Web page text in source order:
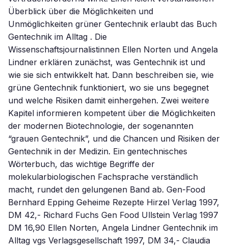
Überblick über die Möglichkeiten und
Unmöglichkeiten grüner Gentechnik erlaubt das Buch
Gentechnik im Alltag . Die
Wissenschaftsjournalistinnen Ellen Norten und Angela
Lindner erklären zunächst, was Gentechnik ist und
wie sie sich entwikkelt hat. Dann beschreiben sie, wie
grüne Gentechnik funktioniert, wo sie uns begegnet
und welche Risiken damit einhergehen. Zwei weitere
Kapitel informieren kompetent über die Möglichkeiten
der modernen Biotechnologie, der sogenannten
“grauen Gentechnik”, und die Chancen und Risiken der
Gentechnik in der Medizin. Ein gentechnisches
Wörterbuch, das wichtige Begriffe der
molekularbiologischen Fachsprache verständlich
macht, rundet den gelungenen Band ab. Gen-Food
Bernhard Epping Geheime Rezepte Hirzel Verlag 1997,
DM 42,- Richard Fuchs Gen Food Ullstein Verlag 1997
DM 16,90 Ellen Norten, Angela Lindner Gentechnik im
Alltag vgs Verlagsgesellschaft 1997, DM 34,- Claudia